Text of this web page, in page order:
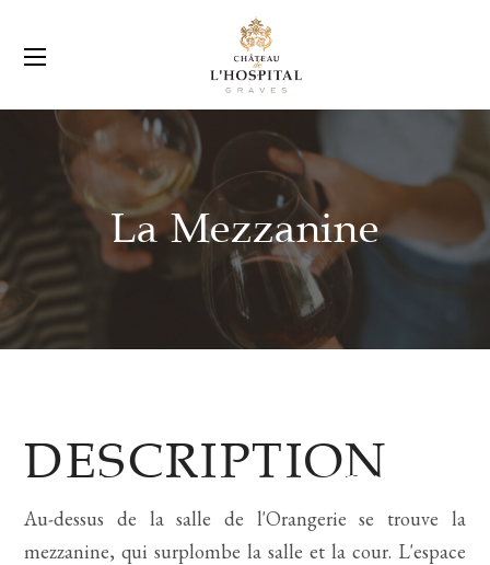
La Mezzanine
DESCRIPTION
Au-dessus de la salle de l'Orangerie se trouve la
mezzanine, qui surplombe la salle et la cour. L'espace